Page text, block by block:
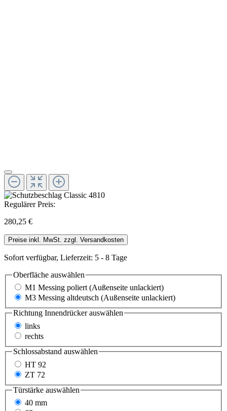
Regulärer Preis:
280,25 €
Preise inkl. MwSt. zzgl. Versandkosten
Sofort verfügbar, Lieferzeit: 5 - 8 Tage
Oberfläche auswählen
M1 Messing poliert (Außenseite unlackiert)
M3 Messing altdeutsch (Außenseite unlackiert)
Richtung Innendrückerauswählen
links
rechts
Schlossabstand auswählen
HT 92
ZT 72
Türstärke auswählen
40 mm